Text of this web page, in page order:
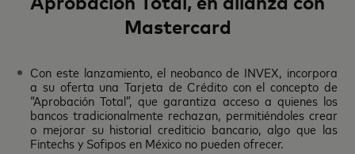
Mastercard
Con este lanzamiento, el neobanco de INVEX, incorpora
a su oferta una Tarjeta de Crédito con el concepto de
“Aprobación Total”, que garantiza acceso a quienes los
bancos tradicionalmente rechazan, permitiéndoles crear
o mejorar su historial crediticio bancario, algo que las
Fintechs y Sofipos en México no pueden ofrecer.